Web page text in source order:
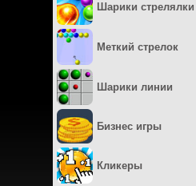
Шарики стрелялки
Меткий стрелок
Шарики линии
Бизнес игры
Кликеры